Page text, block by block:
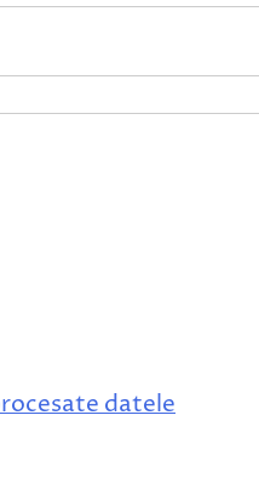
datele